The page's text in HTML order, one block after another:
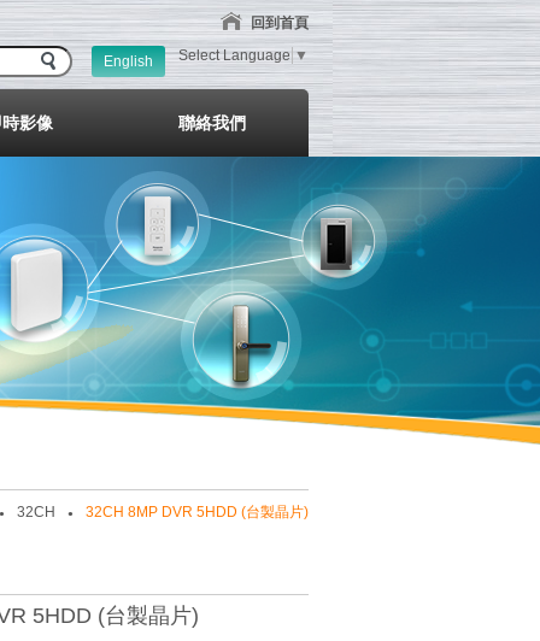
回到首頁
English Select Language ▼
時影像 聯絡我們
● 32CH ● 32CH 8MP DVR 5HDD (台製晶片)
5HDD (台製晶片)